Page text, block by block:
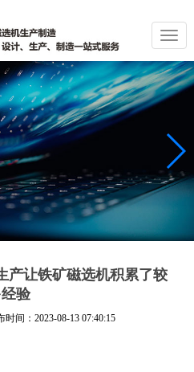
切
换
导
航
产让铁矿磁选机积累了较
验
时间： 2023-08-13 07:40:15